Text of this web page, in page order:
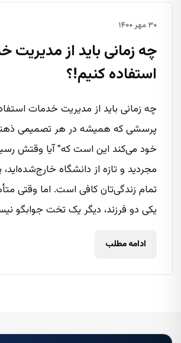
۳۰ مهر ۱۴۰۰
چه زمانی باید از مدیریت
استفاده کنیم!؟
چه زمانی باید از مدیریت خدمات
پرسشی که همیشه در هر تصمیمی
خود می‌کند این است که” آیا وقتش
مجردید و تازه از دانشگاه
تمام زندگی‌تان کافی است. اما وقتی
یکی دو فرزند، دیگر یک تخت جوابگو
ادامه مطلب